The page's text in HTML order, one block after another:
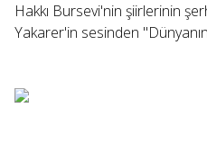
Hakkı Bursevi'nin şiirlerinin
Yakarer'in sesinden